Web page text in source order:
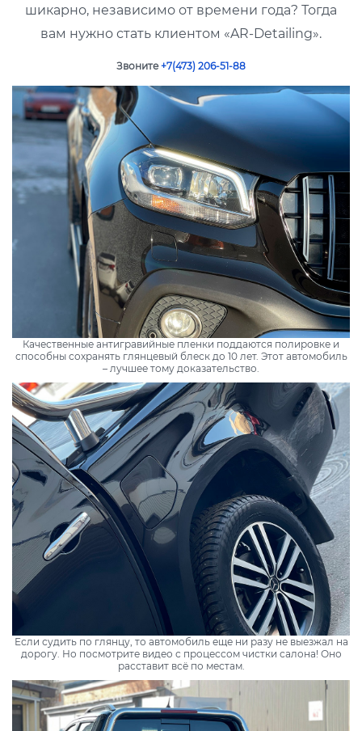
шикарно, независимо от времени года? Тогда
вам нужно стать клиентом «AR-Detailing».
Звоните+7(473) 206-51-88
Качественные антигравийные пленки поддаются полировке и
способны сохранять глянцевый блеск до 10 лет. Этот автомобиль
– лучшее тому доказательство.
Если судить по глянцу, то автомобиль еще ни разу не выезжал на
дорогу. Но посмотрите видео с процессом чистки салона! Оно
расставит всё по местам.